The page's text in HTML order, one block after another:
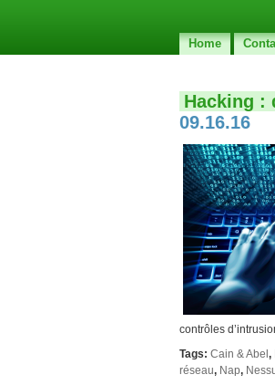
Home
Hacking :
09.16.16
contrôles
Tags: Cain & Abel,
réseau, Nap,